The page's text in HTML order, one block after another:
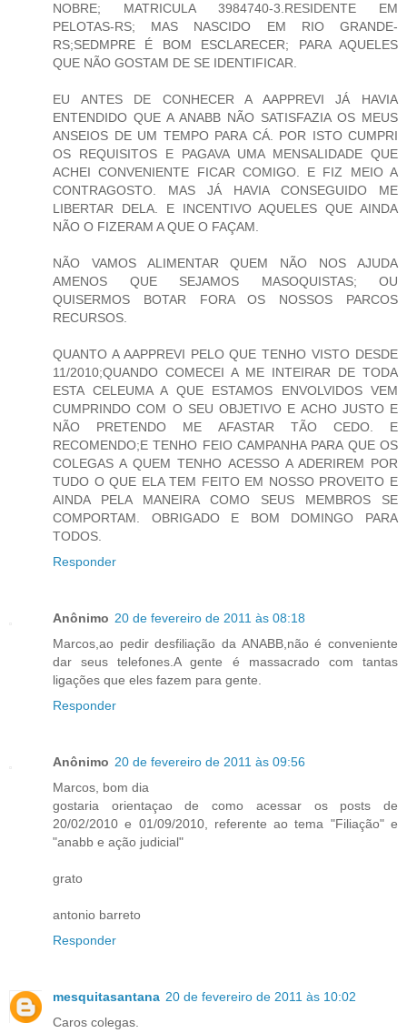
NOBRE; MATRICULA 3984740-3.RESIDENTE EM
PELOTAS-RS; MAS NASCIDO EM RIO GRANDE-
RS;SEDMPRE É BOM ESCLARECER; PARA AQUELES
QUE NÃO GOSTAM DE SE IDENTIFICAR.
EU ANTES DE CONHECER A AAPPREVI JÁ HAVIA
ENTENDIDO QUE A ANABB NÃO SATISFAZIA OS MEUS
ANSEIOS DE UM TEMPO PARA CÁ. POR ISTO CUMPRI
OS REQUISITOS E PAGAVA UMA MENSALIDADE QUE
ACHEI CONVENIENTE FICAR COMIGO. E FIZ MEIO A
CONTRAGOSTO. MAS JÁ HAVIA CONSEGUIDO ME
LIBERTAR DELA. E INCENTIVO AQUELES QUE AINDA
NÃO O FIZERAM A QUE O FAÇAM.
NÃO VAMOS ALIMENTAR QUEM NÃO NOS AJUDA
AMENOS QUE SEJAMOS MASOQUISTAS; OU
QUISERMOS BOTAR FORA OS NOSSOS PARCOS
RECURSOS.
QUANTO A AAPPREVI PELO QUE TENHO VISTO DESDE
11/2010;QUANDO COMECEI A ME INTEIRAR DE TODA
ESTA CELEUMA A QUE ESTAMOS ENVOLVIDOS VEM
CUMPRINDO COM O SEU OBJETIVO E ACHO JUSTO E
NÃO PRETENDO ME AFASTAR TÃO CEDO. E
RECOMENDO;E TENHO FEIO CAMPANHA PARA QUE OS
COLEGAS A QUEM TENHO ACESSO A ADERIREM POR
TUDO O QUE ELA TEM FEITO EM NOSSO PROVEITO E
AINDA PELA MANEIRA COMO SEUS MEMBROS SE
COMPORTAM. OBRIGADO E BOM DOMINGO PARA
TODOS.
Responder
Anônimo 20 de fevereiro de 2011 às 08:18
Marcos,ao pedir desfiliação da ANABB,não é conveniente
dar seus telefones.A gente é massacrado com tantas
ligações que eles fazem para gente.
Responder
Anônimo 20 de fevereiro de 2011 às 09:56
Marcos, bom dia
gostaria orientaçao de como acessar os posts de
20/02/2010 e 01/09/2010, referente ao tema "Filiação" e
"anabb e ação judicial"
grato
antonio barreto
Responder
mesquitasantana 20 de fevereiro de 2011 às 10:02
Caros colegas.